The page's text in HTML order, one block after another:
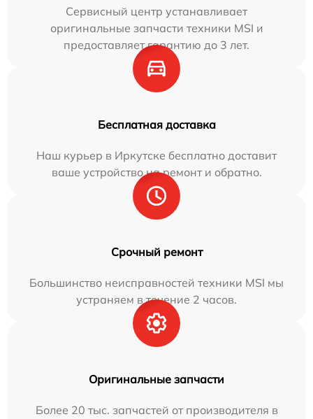
Сервисный центр устанавливает
оригинальные запчасти техники MSI и
предоставляет гарантию до 3 лет.
Бесплатная доставка
Наш курьер в Иркутске бесплатно доставит
ваше устройство на ремонт и обратно.
Срочный ремонт
Большинство неисправностей техники MSI мы
устраняем в течение 2 часов.
Оригинальные запчасти
Более 20 тыс. запчастей от производителя в